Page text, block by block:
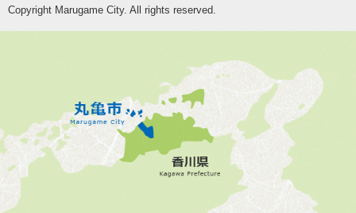
Copyright Marugame City. All rights reserved.